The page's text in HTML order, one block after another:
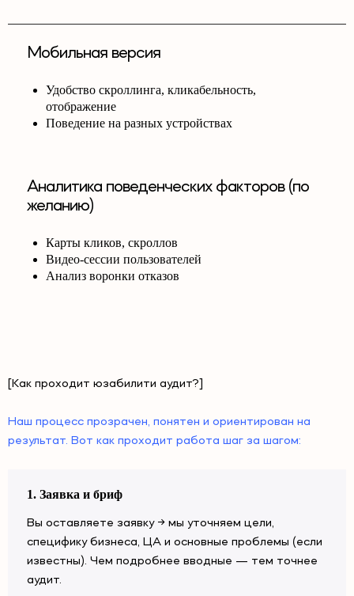
Мобильная версия
Удобство скроллинга, кликабельность,
отображение
Поведение на разных устройствах
Аналитика поведенческих факторов (по
желанию)
Карты кликов, скроллов
Видео-сессии пользователей
Анализ воронки отказов
[Как проходит юзабилити аудит?]
Наш процесс прозрачен, понятен и ориентирован на
результат. Вот как проходит работа шаг за шагом:
1. Заявка и бриф
Вы оставляете заявку → мы уточняем цели,
специфику бизнеса, ЦА и основные проблемы (если
известны). Чем подробнее вводные — тем точнее
аудит.